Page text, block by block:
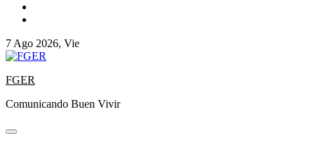
7 Ago 2026, Vie
FGER
Comunicando Buen Vivir